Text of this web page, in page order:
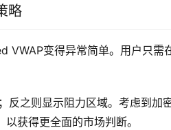
略
VWAP变得异常简单。用户只需
反之则显示阻力区域。考虑到加
获得更全面的市场判断。